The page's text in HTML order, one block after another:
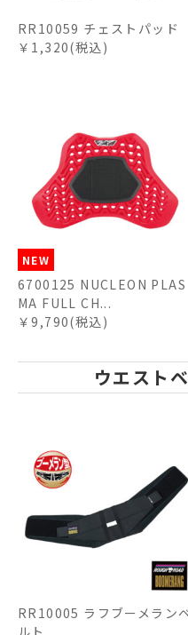
RR10059 チェストパッド
￥1,320(税込)
NEW
6700125 NUCLEON PLAS
MA FULL CH...
￥9,790(税込)
ウエスト
RR10005 ラフブーメラン
ルト